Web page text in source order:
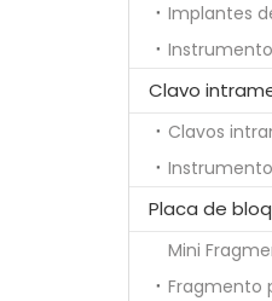
Implantes
Clavo
Clavos
Placa de
Mini
Fragmento